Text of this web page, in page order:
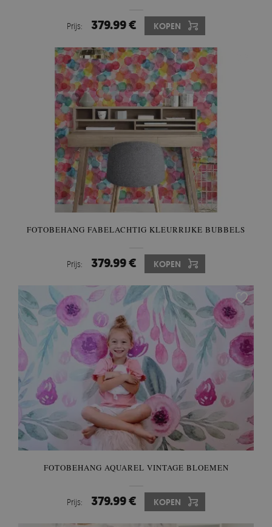
Prijs: 379.99 € KOPEN
FOTOBEHANG FABELACHTIG KLEURRIJKE BUBBELS
Prijs: 379.99 € KOPEN
FOTOBEHANG AQUAREL VINTAGE BLOEMEN
Prijs: 379.99 € KOPEN